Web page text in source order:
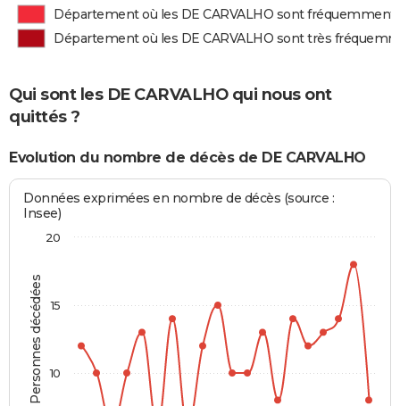
Département où les DE CARVALHO sont fréquemment
Département où les DE CARVALHO sont très
Qui sont les DE CARVALHO qui nous ont
quittés ?
Evolution du nombre de décès de DE CARVALHO
Personnes décédées
Données exprimées en nombre de décès (source :
Insee)
10
15
20